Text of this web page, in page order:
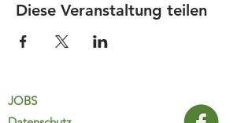
Diese Veranstaltung teilen
JOBS